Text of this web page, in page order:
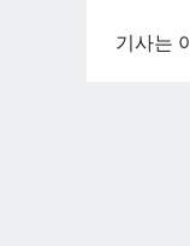
기사는